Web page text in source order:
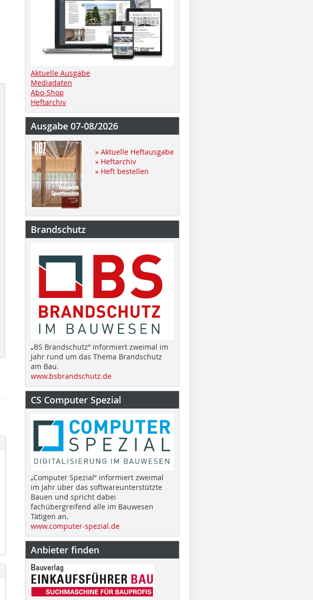
Aktuelle Ausgabe
Mediadaten
Abo-Shop
Heftarchiv
Ausgabe 07-08/2026
» Aktuelle Heftausgabe
» Heftarchiv
» Heft bestellen
Brandschutz
„BS Brandschutz“ informiert zweimal im
Jahr rund um das Thema Brandschutz
am Bau.
www.bsbrandschutz.de
CS Computer Spezial
„Computer Spezial“ informiert zweimal
im Jahr über das softwareunterstützte
Bauen und spricht dabei
fachübergreifend alle im Bauwesen
Tätigen an.
www.computer-spezial.de
Anbieter finden